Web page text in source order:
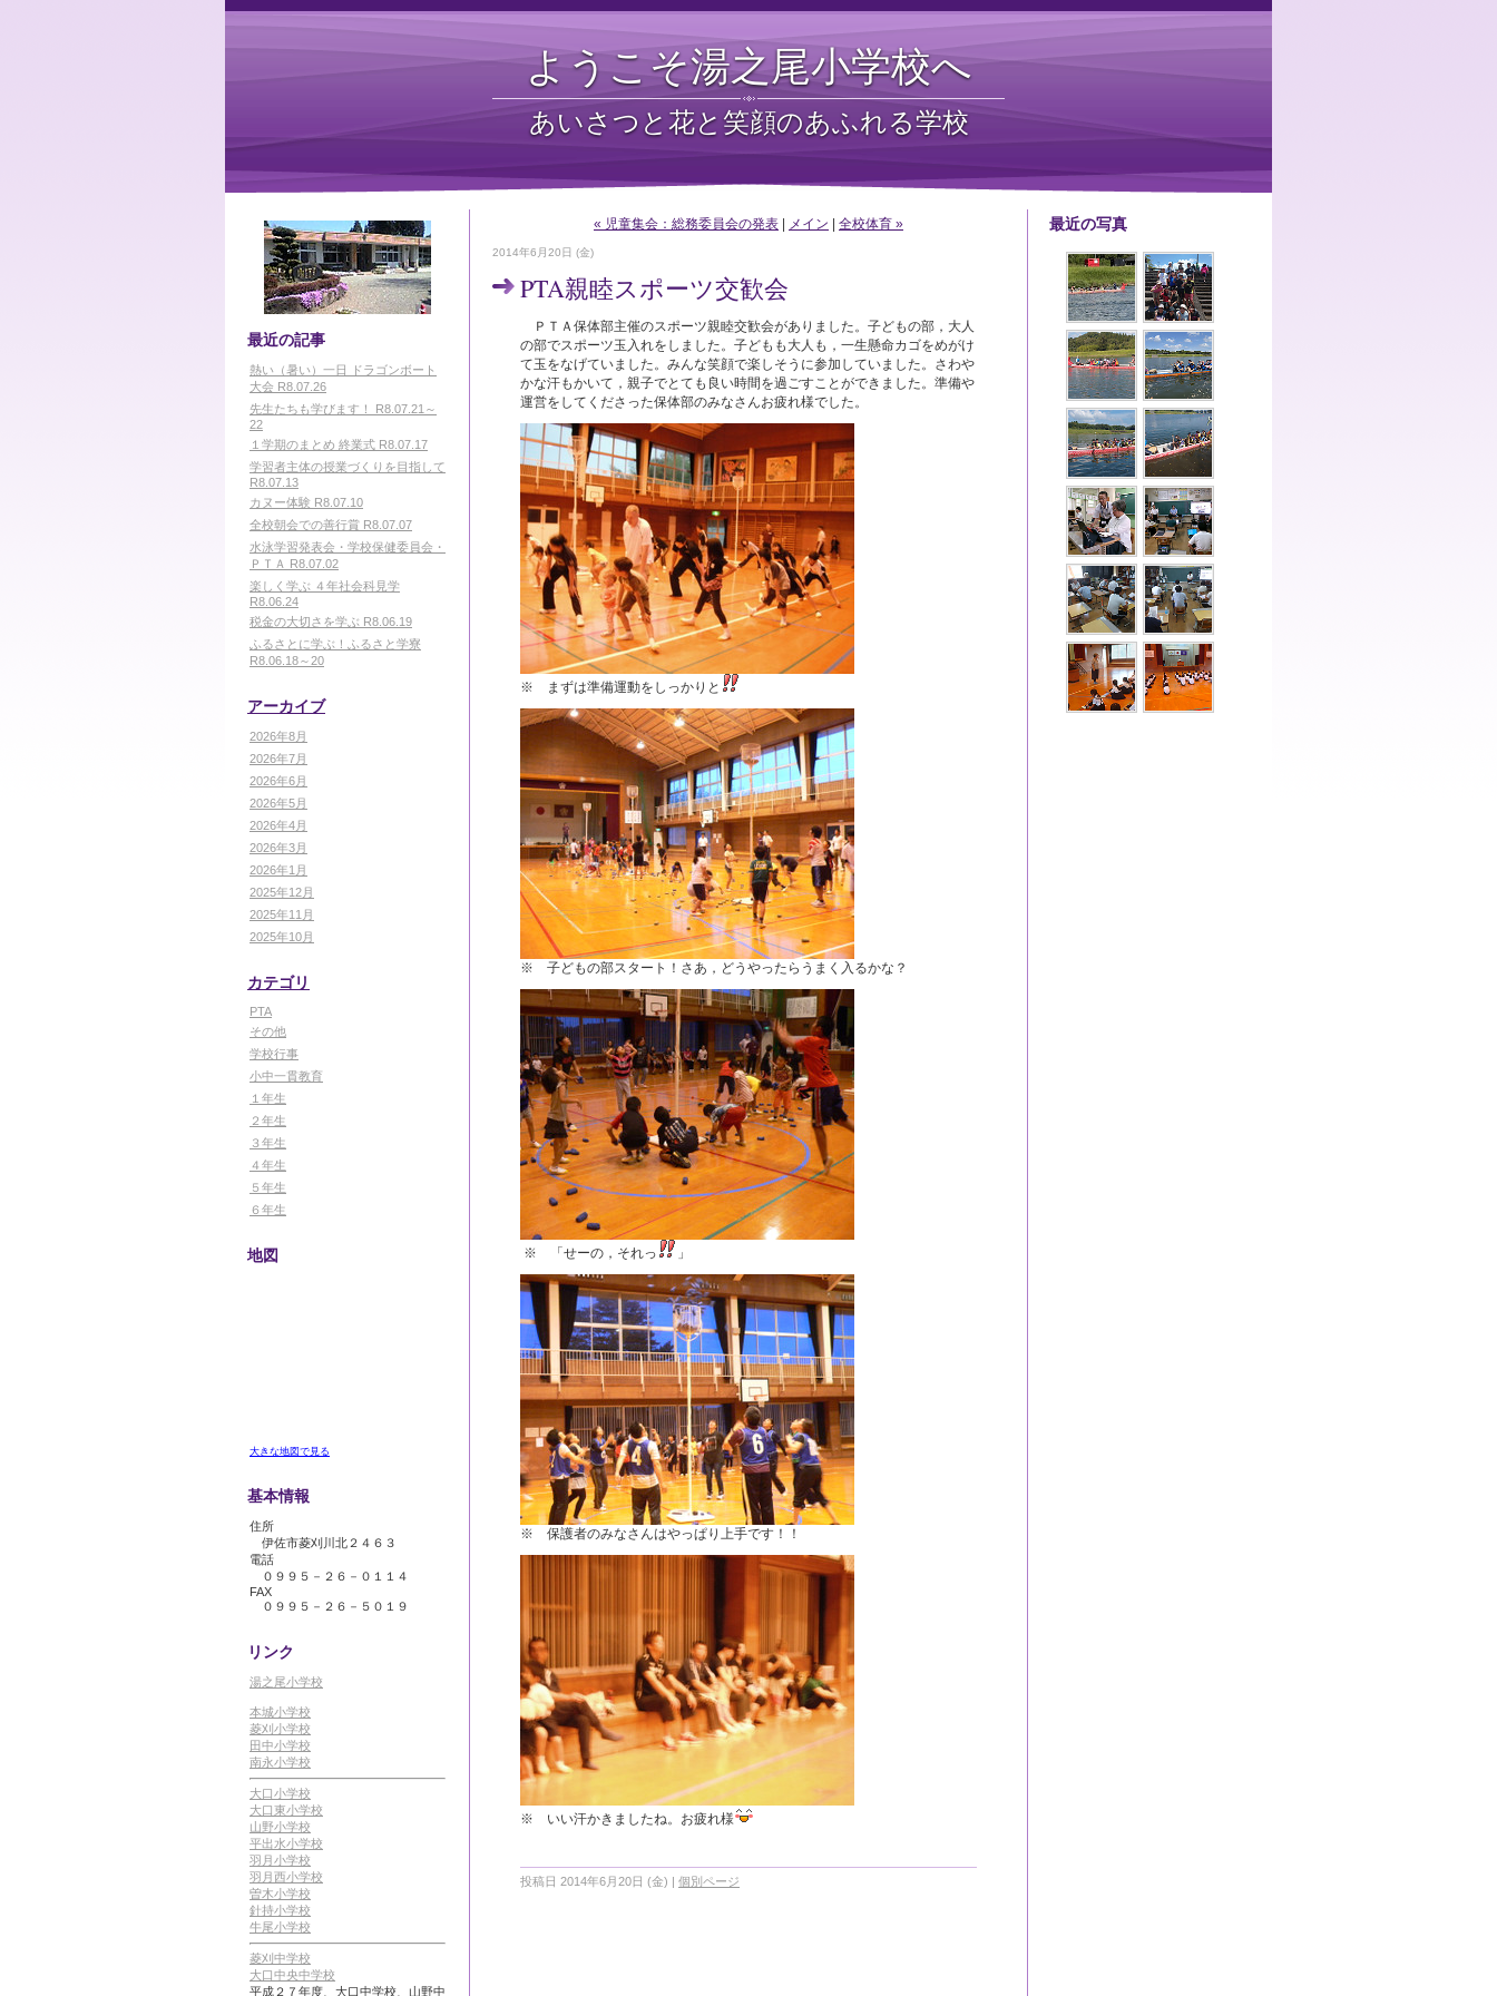
ようこそ湯之尾小学校へ
あいさつと花と笑顔のあふれる学校
最近の記事
熱い（暑い）一日 ドラゴンボート
大会 R8.07.26
先生たちも学びます！ R8.07.21～
22
１学期のまとめ 終業式 R8.07.17
学習者主体の授業づくりを目指して
R8.07.13
カヌー体験 R8.07.10
全校朝会での善行賞 R8.07.07
水泳学習発表会・学校保健委員会・
ＰＴＡ R8.07.02
楽しく学ぶ ４年社会科見学
R8.06.24
税金の大切さを学ぶ R8.06.19
ふるさとに学ぶ！ふるさと学寮
R8.06.18～20
アーカイブ
2026年8月
2026年7月
2026年6月
2026年5月
2026年4月
2026年3月
2026年1月
2025年12月
2025年11月
2025年10月
カテゴリ
PTA
その他
学校行事
小中一貫教育
１年生
２年生
３年生
４年生
５年生
６年生
地図
大きな地図で見る
基本情報
住所
伊佐市菱刈川北２４６３
電話
０９９５－２６－０１１４
FAX
０９９５－２６－５０１９
リンク
湯之尾小学校
本城小学校
菱刈小学校
田中小学校
南永小学校
大口小学校
大口東小学校
山野小学校
平出水小学校
羽月小学校
羽月西小学校
曽木小学校
針持小学校
牛尾小学校
菱刈中学校
大口中央中学校
平成２７年度、大口中学校、山野中
« 児童集会：総務委員会の発表 メイン 全校体育 »
2014年6月20日 (金)
PTA親睦スポーツ交歓会
ＰＴＡ保体部主催のスポーツ親睦交歓会がありました。子どもの部，大人
の部でスポーツ玉入れをしました。子どもも大人も，一生懸命カゴをめがけ
て玉をなげていました。みんな笑顔で楽しそうに参加していました。さわや
かな汗もかいて，親子でとても良い時間を過ごすことができました。準備や
運営をしてくださった保体部のみなさんお疲れ様でした。
※ まずは準備運動をしっかりと
※ 子どもの部スタート！さあ，どうやったらうまく入るかな？
※ 「せーの，それっ 」
※ 保護者のみなさんはやっぱり上手です！！
※ いい汗かきましたね。お疲れ様
投稿日 2014年6月20日 (金) | 個別ページ
最近の写真